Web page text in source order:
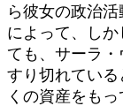
ら彼女の政治
によって、し
ても、サーラ
すり切れてい
くの資産をもっ